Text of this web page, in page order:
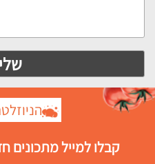
קבלו למייל מתכונים